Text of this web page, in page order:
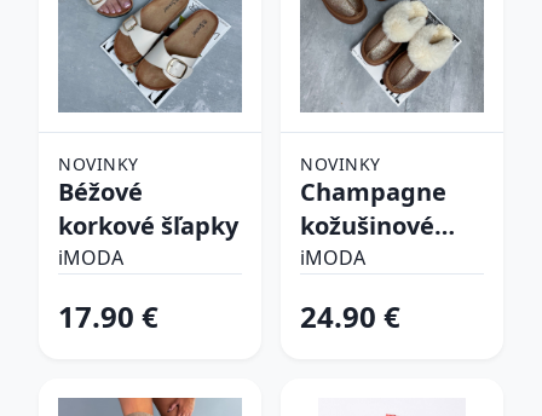
NOVINKY
Béžové
korkové šľapky
iMODA
17.90 €
NOVINKY
Champagne
kožušinové
šľapky
iMODA
24.90 €